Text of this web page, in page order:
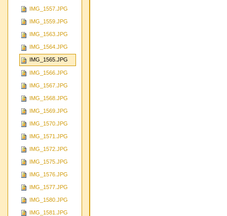
IMG_1557.JPG
IMG_1559.JPG
IMG_1563.JPG
IMG_1564.JPG
IMG_1565.JPG
IMG_1566.JPG
IMG_1567.JPG
IMG_1568.JPG
IMG_1569.JPG
IMG_1570.JPG
IMG_1571.JPG
IMG_1572.JPG
IMG_1575.JPG
IMG_1576.JPG
IMG_1577.JPG
IMG_1580.JPG
IMG_1581.JPG